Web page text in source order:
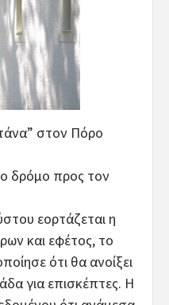
στον Πόρο
δρόμο προς τον
εορτάζεται η
και εφέτος, το
ότι θα ανοίξει
για επισκέπτες. Η